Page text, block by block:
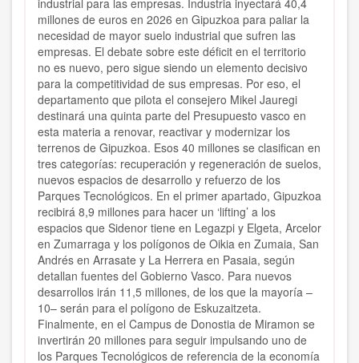
industrial para las empresas. Industria inyectará 40,4
millones de euros en 2026 en Gipuzkoa para paliar la
necesidad de mayor suelo industrial que sufren las
empresas. El debate sobre este déficit en el territorio
no es nuevo, pero sigue siendo un elemento decisivo
para la competitividad de sus empresas. Por eso, el
departamento que pilota el consejero Mikel Jauregi
destinará una quinta parte del Presupuesto vasco en
esta materia a renovar, reactivar y modernizar los
terrenos de Gipuzkoa. Esos 40 millones se clasifican en
tres categorías: recuperación y regeneración de suelos,
nuevos espacios de desarrollo y refuerzo de los
Parques Tecnológicos. En el primer apartado, Gipuzkoa
recibirá 8,9 millones para hacer un ‘lifting’ a los
espacios que Sidenor tiene en Legazpi y Elgeta, Arcelor
en Zumarraga y los polígonos de Oikia en Zumaia, San
Andrés en Arrasate y La Herrera en Pasaia, según
detallan fuentes del Gobierno Vasco. Para nuevos
desarrollos irán 11,5 millones, de los que la mayoría –
10– serán para el polígono de Eskuzaitzeta.
Finalmente, en el Campus de Donostia de Miramon se
invertirán 20 millones para seguir impulsando uno de
los Parques Tecnológicos de referencia de la economía